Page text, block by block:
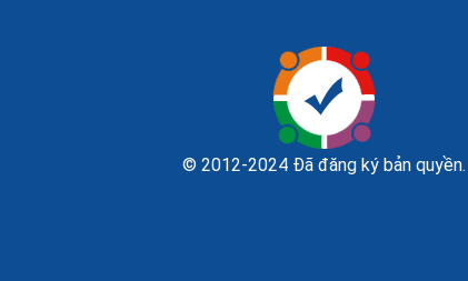
Thiết kế website bán máy đếm tiền seo
quảng cáo marketing ra đơn 100%
Bạn đang cần tìm hiểu về thiết kế web bán
© 2012-2024 Đã đăng ký bản quyền.